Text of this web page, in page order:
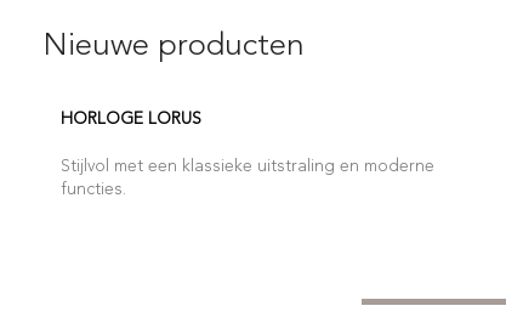
Nieuwe producten
HORLOGE LORUS
Stijlvol met een klassieke uitstraling en moderne
functies.